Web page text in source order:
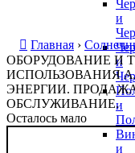
и
и
и
и
Главная ›
ОБОРУДОВАНИЕ И
ИСПОЛЬЗОВАНИЯ
ЭНЕРГИИ.
ОБСЛУЖИВАНИЕ.
Осталось мало